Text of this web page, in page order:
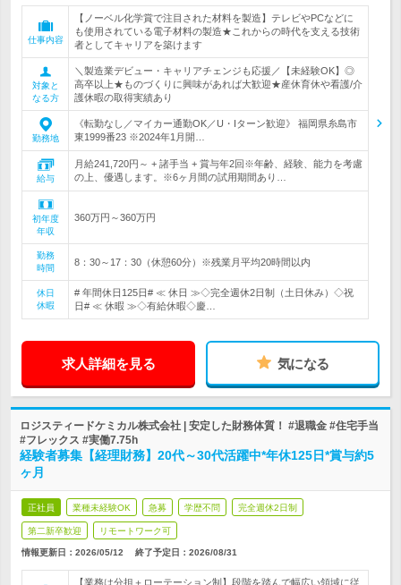
仕事内容
【ノーベル化学賞で注目された材料を製造】テレビやPCなどに
も使用されている電子材料の製造★これからの時代を支える技術
者としてキャリアを築けます
対象と
なる方
＼製造業デビュー・キャリアチェンジも応援／【未経験OK】◎
高卒以上★ものづくりに興味があれば大歓迎★産休育休や看護/介
護休暇の取得実績あり
勤務地
《転勤なし／マイカー通勤OK／U・Iターン歓迎》 福岡県糸島市
東1999番23 ※2024年1月開…
給与
月給241,720円～ + 諸手当 + 賞与年2回※年齢、経験、能力を考慮
の上、優遇します。※6ヶ月間の試用期間あり…
初年度
年収
360万円～360万円
勤務
時間
8：30～17：30（休憩60分）※残業月平均20時間以内
休日
休暇
# 年間休日125日# ≪ 休日 ≫◇完全週休2日制（土日休み）◇祝
日# ≪ 休暇 ≫◇有給休暇◇慶…
求人詳細を見る 気になる
ロジスティードケミカル株式会社 | 安定した財務体質！ #退職金 #住宅手当
#フレックス #実働7.75h
経験者募集【経理財務】20代～30代活躍中*年休125日*賞与約5
ヶ月
正社員 業種未経験OK 急募 学歴不問 完全週休2日制
第二新卒歓迎 リモートワーク可
情報更新日：2026/05/12 終了予定日： 2026/08/31
【業務は分担＋ローテーション制】段階を踏んで幅広い領域に従